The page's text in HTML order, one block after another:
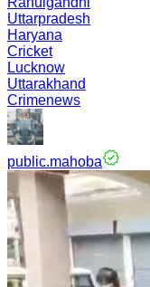
Uttarpradesh
Haryana
Cricket
Lucknow
Uttarakhand
Crimenews
public.mahoba